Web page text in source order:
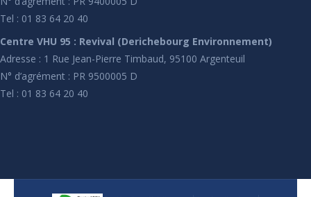
Tel : 01 83 64 20 40
Centre VHU 95 : Revival (Derichebourg Environnement)
Adresse : 1 Rue Jean-Pierre Timbaud, 95100 Argenteuil
N° d’agrément : PR 9500005 D
Tel : 01 83 64 20 40